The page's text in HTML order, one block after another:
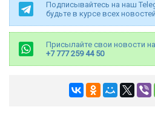
Подписывайтесь на наш
будьте в курсе всех новостей
Присылайте свои новости
+7 777 259 44 50